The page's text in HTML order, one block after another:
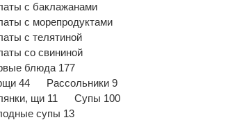
с баклажанами
с морепродуктами
с телятиной
со свининой
блюда 177
44
Рассольники 9
щи 11
Супы 100
супы 13